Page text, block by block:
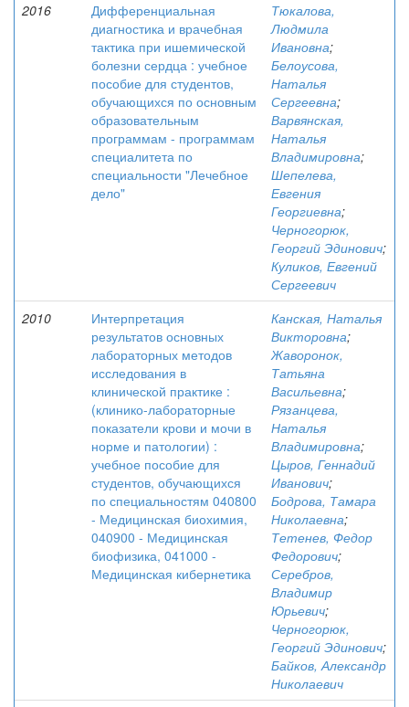
2016
Дифференциальная
диагностика и врачебная
тактика при ишемической
болезни сердца : учебное
пособие для студентов,
обучающихся по основным
образовательным
программам - программам
специалитета по
специальности "Лечебное
дело"
Тюкалова,
Людмила
Ивановна;
Белоусова,
Наталья
Сергеевна;
Варвянская,
Наталья
Владимировна;
Шепелева,
Евгения
Георгиевна;
Черногорюк,
Георгий Эдинович;
Куликов, Евгений
Сергеевич
2010
Интерпретация
результатов основных
лабораторных методов
исследования в
клинической практике :
(клинико-лабораторные
показатели крови и мочи в
норме и патологии) :
учебное пособие для
студентов, обучающихся
по специальностям 040800
- Медицинская биохимия,
040900 - Медицинская
биофизика, 041000 -
Медицинская кибернетика
Канская, Наталья
Викторовна;
Жаворонок,
Татьяна
Васильевна;
Рязанцева,
Наталья
Владимировна;
Цыров, Геннадий
Иванович;
Бодрова, Тамара
Николаевна;
Тетенев, Федор
Федорович;
Серебров,
Владимир
Юрьевич;
Черногорюк,
Георгий Эдинович;
Байков, Александр
Николаевич